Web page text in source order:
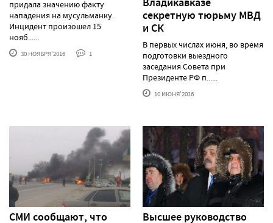
придала значению факту
нападения на мусульманку.
Инцидент произошел 15
нояб......
30 НОЯБРЯ'2016 1
секретную тюрьму МВД
и СК
В первых числах июня, во время
подготовки выездного
заседания Совета при
Президенте РФ п......
10 ИЮНЯ'2016
СМИ сообщают, что
Высшее руководство